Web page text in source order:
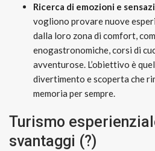
Ricerca di emozioni e
vogliono provare nuove
dalla loro zona di comfort,
enogastronomiche, corsi di
avventurose. L’obiettivo è
divertimento e scoperta che
memoria per sempre.
Turismo
svantaggi (?)